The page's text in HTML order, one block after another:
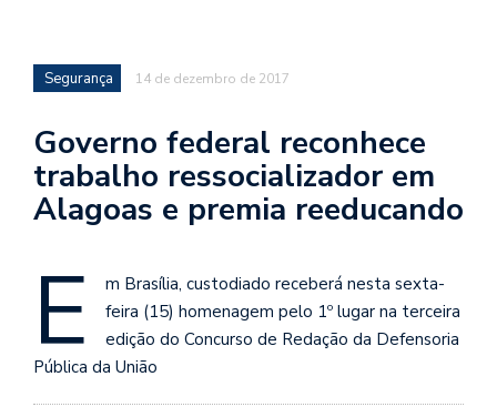
Segurança 14 de dezembro de 2017
Governo federal reconhece
trabalho ressocializador em
Alagoas e premia reeducando
E
m Brasília, custodiado receberá nesta sexta-
feira (15) homenagem pelo 1º lugar na terceira
edição do Concurso de Redação da Defensoria
Pública da União